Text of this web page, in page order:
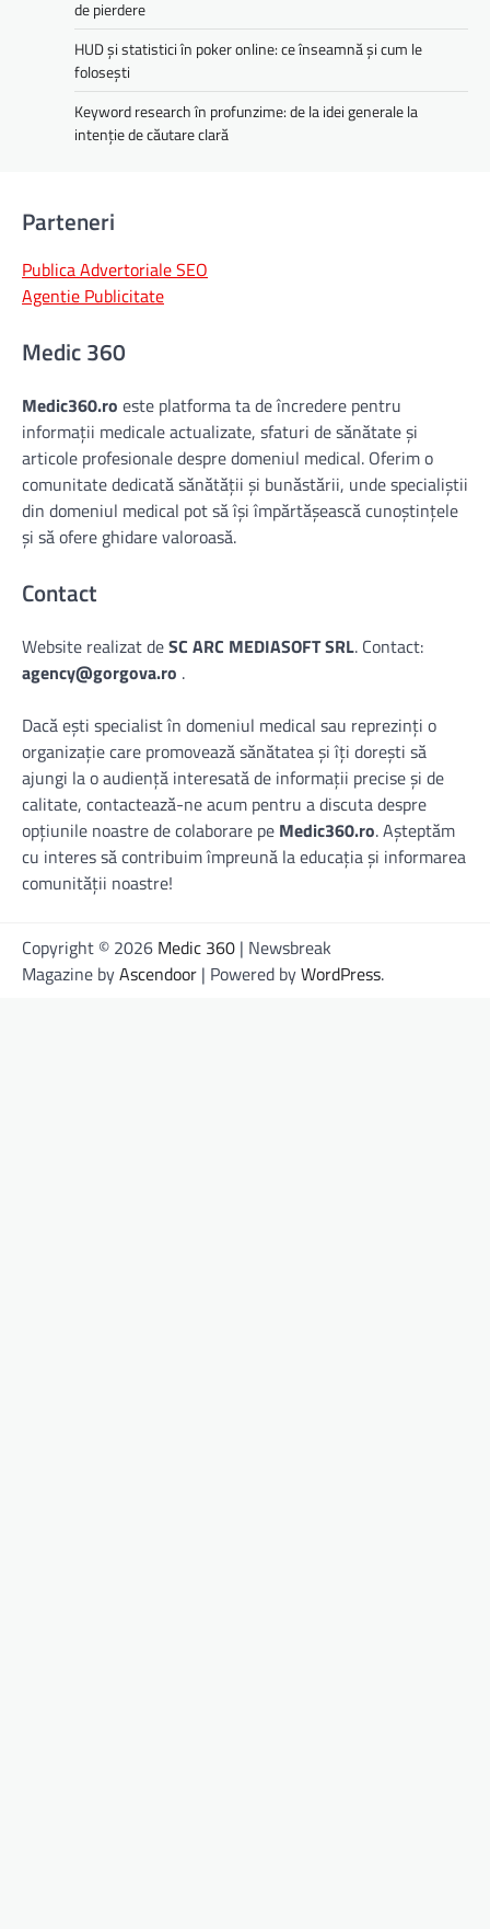
de pierdere
HUD și statistici în poker online: ce înseamnă și cum le
folosești
Keyword research în profunzime: de la idei generale la
intenție de căutare clară
Parteneri
Publica Advertoriale SEO
Agentie Publicitate
Medic 360
Medic360.ro este platforma ta de încredere pentru
informații medicale actualizate, sfaturi de sănătate și
articole profesionale despre domeniul medical. Oferim o
comunitate dedicată sănătății și bunăstării, unde specialiștii
din domeniul medical pot să își împărtășească cunoștințele
și să ofere ghidare valoroasă.
Contact
Website realizat deSC ARC MEDIASOFT SRL. Contact:
agency@gorgova.ro .
Dacă ești specialist în domeniul medical sau reprezinți o
organizație care promovează sănătatea și îți dorești să
ajungi la o audiență interesată de informații precise și de
calitate, contactează-ne acum pentru a discuta despre
opțiunile noastre de colaborare pe Medic360.ro. Așteptăm
cu interes să contribuim împreună la educația și informarea
comunității noastre!
Copyright © 2026 Medic 360 | Newsbreak
Magazine byAscendoor | Powered byWordPress.